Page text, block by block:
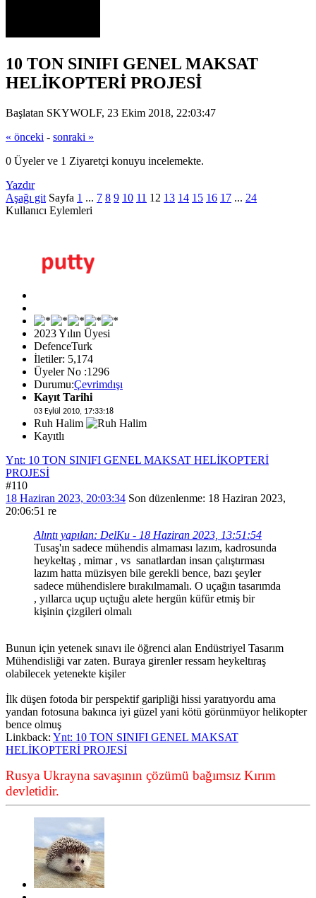
10 TON SINIFI GENEL MAKSAT
HELİKOPTERİ PROJESİ
Başlatan SKYWOLF, 23 Ekim 2018, 22:03:47
« önceki - sonraki »
0 Üyeler ve 1 Ziyaretçi konuyu incelemekte.
Yazdır
Aşağı git Sayfa 1 ... 7 8 9 10 11 12 13 14 15 16 17 ... 24
Kullanıcı Eylemleri
2023 Yılın Üyesi
DefenceTurk
İletiler: 5,174
Üyeler No :1296
Durumu:Çevrimdışı
Kayıt Tarihi
03 Eylül 2010, 17:33:18
Ruh Halim
Kayıtlı
Ynt: 10 TON SINIFI GENEL MAKSAT HELİKOPTERİ
PROJESİ
#110
18 Haziran 2023, 20:03:34 Son düzenlenme: 18 Haziran 2023,
20:06:51 re
Alıntı yapılan: DelKu - 18 Haziran 2023, 13:51:54
Tusaş'ın sadece mühendis almaması lazım, kadrosunda
heykeltaş , mimar , vs sanatlardan insan çalıştırması
lazım hatta müzisyen bile gerekli bence, bazı şeyler
sadece mühendislere bırakılmamalı. O uçağın tasarımda
, yıllarca uçup uçtuğu alete hergün küfür etmiş bir
kişinin çizgileri olmalı
Bunun için yetenek sınavı ile öğrenci alan Endüstriyel Tasarım
Mühendisliği var zaten. Buraya girenler ressam heykeltıraş
olabilecek yetenekte kişiler
İlk düşen fotoda bir perspektif garipliği hissi yaratıyordu ama
yandan fotosuna bakınca iyi güzel yani kötü görünmüyor helikopter
bence olmuş
Linkback: Ynt: 10 TON SINIFI GENEL MAKSAT
HELİKOPTERİ PROJESİ
Rusya Ukrayna savaşının çözümü bağımsız Kırım
devletidir.